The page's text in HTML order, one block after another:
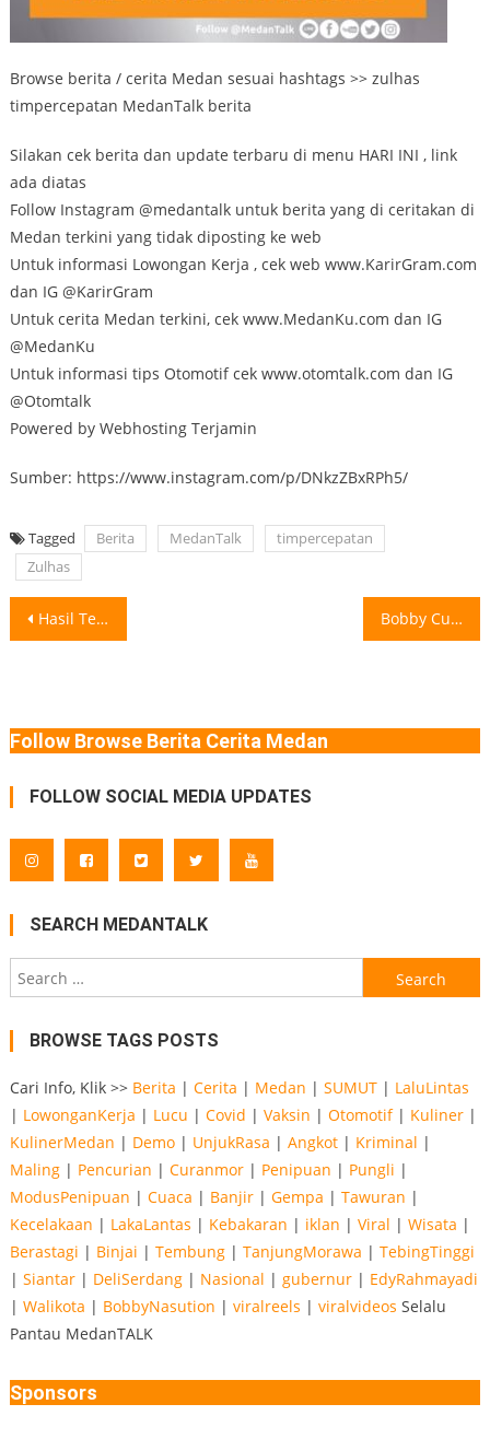
Browse berita / cerita Medan sesuai hashtags >> zulhas
timpercepatan MedanTalk berita
Silakan cek berita dan update terbaru di menu HARI INI , link
ada diatas
Follow Instagram @medantalk untuk berita yang di ceritakan di
Medan terkini yang tidak diposting ke web
Untuk informasi Lowongan Kerja , cek web www.KarirGram.com
dan IG @KarirGram
Untuk cerita Medan terkini, cek www.MedanKu.com dan IG
@MedanKu
Untuk informasi tips Otomotif cek www.otomtalk.com dan IG
@Otomtalk
Powered by Webhosting Terjamin
Sumber: https://www.instagram.com/p/DNkzZBxRPh5/
Tagged Berita MedanTalk
timpercepatan
Zulhas
Post
Hasil Tes DNA Ridwan Kamil dan Lisa Mariana Akan Segera Diumumkan Hasil Bobby Curhat Pengusaha Sumut Kesulitan Akses Permodalan untuk Usaha Gubernur Sumatra Utara
Follow Browse Berita Cerita Medan
FOLLOW SOCIAL MEDIA UPDATES
SEARCH MEDANTALK
Search
for:
BROWSE TAGS POSTS
Cari Info, Klik >> Berita | Cerita | Medan | SUMUT| LaluLintas
| LowonganKerja | Lucu | Covid | Vaksin | Otomotif| Kuliner|
KulinerMedan | Demo| UnjukRasa | Angkot| Kriminal |
Maling| Pencurian | Curanmor| Penipuan | Pungli |
ModusPenipuan | Cuaca | Banjir| Gempa | Tawuran |
Kecelakaan | LakaLantas | Kebakaran | iklan | Viral | Wisata |
Berastagi | Binjai | Tembung| TanjungMorawa | TebingTinggi
| Siantar| DeliSerdang| Nasional | gubernur| EdyRahmayadi
| Walikota | BobbyNasution | viralreels | viralvideos Selalu
Pantau MedanTALK
Sponsors